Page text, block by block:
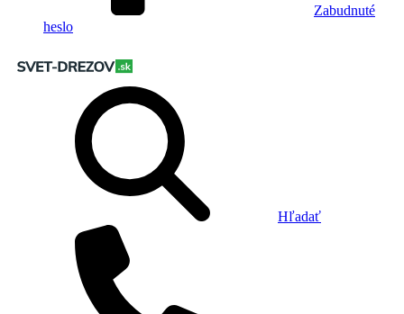
Zabudnuté
heslo
Hľadať